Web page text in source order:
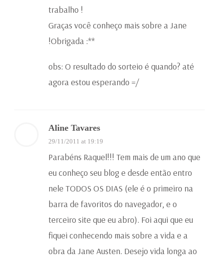
trabalho !
Graças você conheço mais sobre a Jane
!Obrigada :**
obs: O resultado do sorteio é quando? até
agora estou esperando =/
Aline Tavares
29/11/2011 at 19:19
Parabéns Raquel!!! Tem mais de um ano que
eu conheço seu blog e desde então entro
nele TODOS OS DIAS (ele é o primeiro na
barra de favoritos do navegador, e o
terceiro site que eu abro). Foi aqui que eu
fiquei conhecendo mais sobre a vida e a
obra da Jane Austen. Desejo vida longa ao